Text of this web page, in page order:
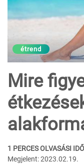
étrend
Mire
1 PERCES OLVASÁSI IDŐ
Megjelent: 2023.02.19.